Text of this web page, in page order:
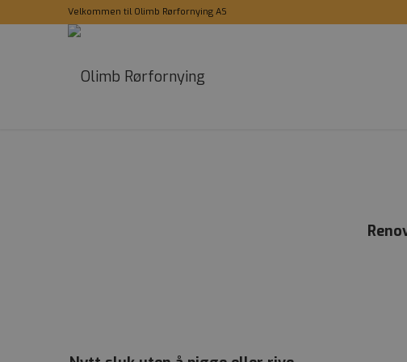
Velkommen til Olimb Rørfornying AS